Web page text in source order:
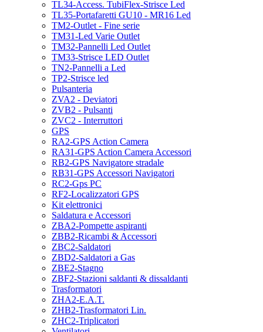
TL34-Access. TubiFlex-Strisce Led
TL35-Portafaretti GU10 - MR16 Led
TM2-Outlet - Fine serie
TM31-Led Varie Outlet
TM32-Pannelli Led Outlet
TM33-Strisce LED Outlet
TN2-Pannelli a Led
TP2-Strisce led
Pulsanteria
ZVA2 - Deviatori
ZVB2 - Pulsanti
ZVC2 - Interruttori
GPS
RA2-GPS Action Camera
RA31-GPS Action Camera Accessori
RB2-GPS Navigatore stradale
RB31-GPS Accessori Navigatori
RC2-Gps PC
RF2-Localizzatori GPS
Kit elettronici
Saldatura e Accessori
ZBA2-Pompette aspiranti
ZBB2-Ricambi & Accessori
ZBC2-Saldatori
ZBD2-Saldatori a Gas
ZBE2-Stagno
ZBF2-Stazioni saldanti & dissaldanti
Trasformatori
ZHA2-E.A.T.
ZHB2-Trasformatori Lin.
ZHC2-Triplicatori